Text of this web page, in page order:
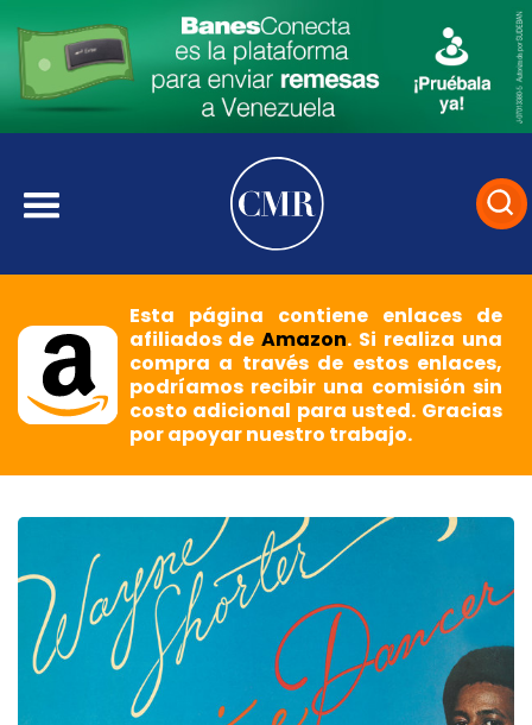
Esta página contiene enlaces de
afiliados deAmazon. Si realiza una
compra a través de estos enlaces,
podríamos recibir una comisión sin
costo adicional para usted. Gracias
por apoyar nuestro trabajo.